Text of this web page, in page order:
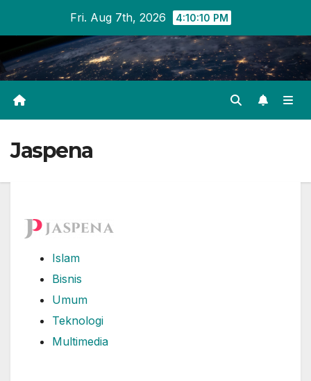
content
Fri. Aug 7th, 2026 4:10:11 PM
Jaspena
Islam
Bisnis
Umum
Teknologi
Multimedia